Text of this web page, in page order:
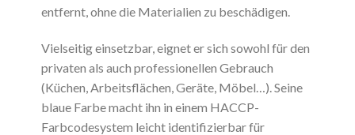
entfernt, ohne die Materialien zu beschädigen.
Vielseitig einsetzbar, eignet er sich sowohl für den
privaten als auch professionellen Gebrauch
(Küchen, Arbeitsflächen, Geräte, Möbel…). Seine
blaue Farbe macht ihn in einem HACCP-
Farbcodesystem leicht identifizierbar für